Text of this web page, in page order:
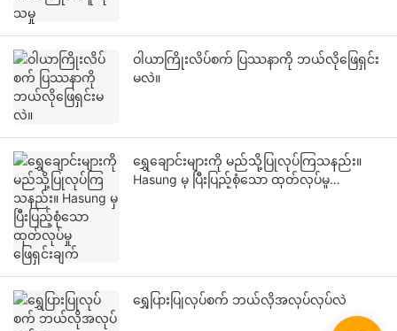
ဝါယာကြိုးလိပ်စက် ပြဿနာကို ဘယ်လိုဖြေရှင်း
မလဲ။
ရွှေချောင်းများကို မည်သို့ပြုလုပ်ကြသနည်း။
Hasung မှ ပြီးပြည့်စုံသော ထုတ်လုပ်မှု
ရွှေပြားပြုလုပ်စက် ဘယ်လိုအလုပ်လုပ်လဲ